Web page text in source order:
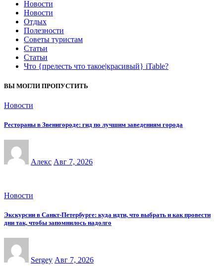
Новости
Новости
Отдых
Полезности
Советы туристам
Статьи
Статьи
Что {прелесть что такое|красивый} iTable?
ВЫ МОГЛИ ПРОПУСТИТЬ
Новости
Рестораны в Звенигороде: гид по лучшим заведениям города
Алекс Авг 7, 2026
Новости
Экскурсии в Санкт-Петербурге: куда идти, что выбрать и как провести
дни так, чтобы запомнилось надолго
Sergey Авг 7, 2026